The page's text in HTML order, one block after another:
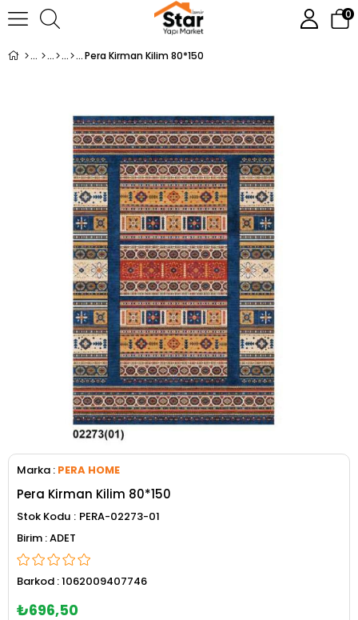
0
Pera Kirman Kilim 80*150
Marka : PERA HOME
Pera Kirman Kilim 80*150
Stok Kodu
PERA-02273-01
ADET
Barkod :1062009407746
₺696,50